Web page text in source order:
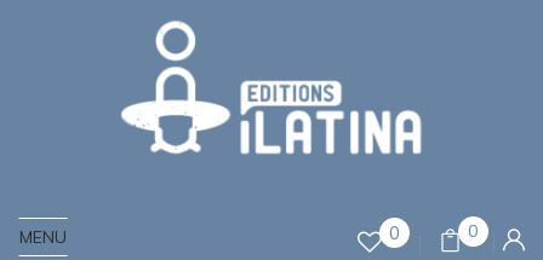
MENU 0 0